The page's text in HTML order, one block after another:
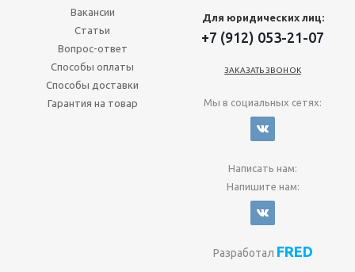
Вакансии
Статьи
Вопрос-ответ
Способы оплаты
Способы доставки
Гарантия на товар
Для юридических лиц:
+7 (912) 053-21-07
ЗАКАЗАТЬ ЗВОНОК
Мы в социальных сетях:
Написать нам:
Напишите нам:
Разработал FRED